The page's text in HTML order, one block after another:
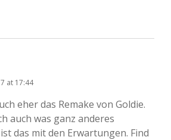
at 17:44
eher das Remake von Goldie.
auch was ganz anderes
das mit den Erwartungen. Find